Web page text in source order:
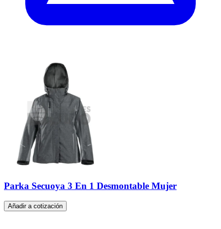
Parka Secuoya 3 En 1 Desmontable Mujer
Añadir a cotización